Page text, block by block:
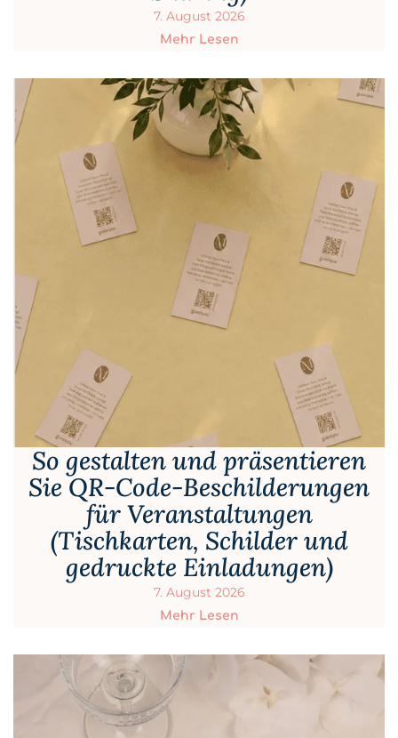
7. August 2026
Mehr Lesen
So gestalten und präsentieren
Sie QR-Code-Beschilderungen
für Veranstaltungen
(Tischkarten, Schilder und
gedruckte Einladungen)
7. August 2026
Mehr Lesen